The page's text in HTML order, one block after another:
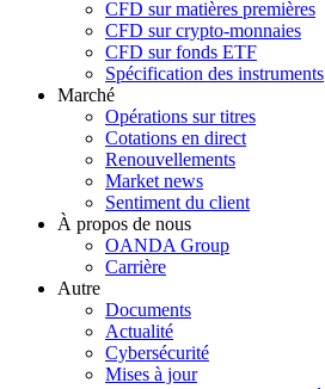
CFD sur matières premières
CFD sur crypto-monnaies
CFD sur fonds ETF
Spécification des instruments
Marché
Opérations sur titres
Cotations en direct
Renouvellements
Market news
Sentiment du client
À propos de nous
OANDA Group
Carrière
Autre
Documents
Actualité
Cybersécurité
Mises à jour